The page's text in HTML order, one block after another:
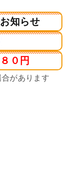
知らせ
０円
があります